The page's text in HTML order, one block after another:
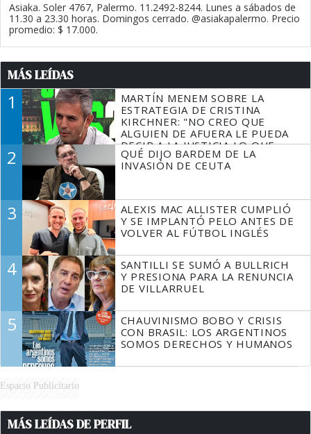
Asiaka. Soler 4767, Palermo. 11.2492-8244. Lunes a sábados de
11.30 a 23.30 horas. Domingos cerrado. @asiakapalermo. Precio
promedio: $ 17.000.
MÁS LEÍDAS
1
MARTÍN MENEM SOBRE LA
ESTRATEGIA DE CRISTINA
KIRCHNER: "NO CREO QUE
ALGUIEN DE AFUERA LE PUEDA
DECIR A LA JUSTICIA LO QUE
TIENE QUE HACER"
2
QUÉ DIJO BARDEM DE LA
INVASIÓN DE CEUTA
3
ALEXIS MAC ALLISTER CUMPLIÓ
Y SE IMPLANTÓ PELO ANTES DE
VOLVER AL FÚTBOL INGLÉS
4
SANTILLI SE SUMÓ A BULLRICH
Y PRESIONA PARA LA RENUNCIA
DE VILLARRUEL
5
CHAUVINISMO BOBO Y CRISIS
CON BRASIL: LOS ARGENTINOS
SOMOS DERECHOS Y HUMANOS
Espacio Publicitario
MÁS LEÍDAS DE PERFIL